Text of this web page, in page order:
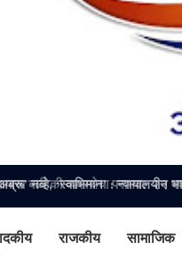
नव्हे, ‘स्वाभिमान’ : न्यायालयीन
संपादकीय लेख
राजकीय सामाजिक